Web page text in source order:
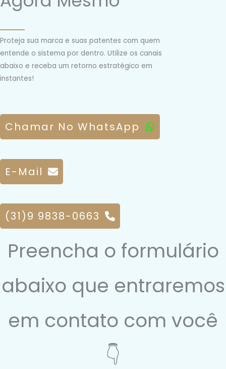
Proteja sua marca e suas patentes com quem
entende o sistema por dentro. Utilize os canais
abaixo e receba um retorno estratégico em
instantes!
Chamar No WhatsApp
E-Mail
(31)9 9838-0663
Preencha o formulário
abaixo que entraremos
em contato com você
👇